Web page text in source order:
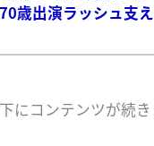
歳出演ラッシュ支
にコンテンツが続